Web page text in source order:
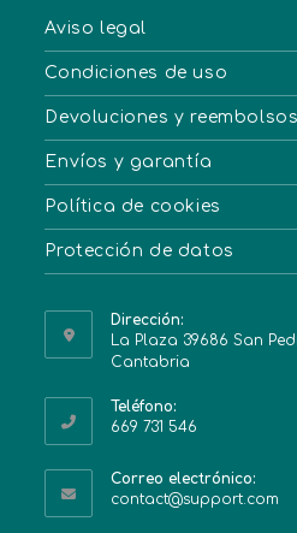
Aviso legal
Condiciones de uso
Devoluciones y reembolsos
Envíos y garantía
Política de cookies
Protección de datos
Dirección:
La Plaza 39686 San
Cantabria
Teléfono:
669 731 546
Correo electrónico:
contact@support.com